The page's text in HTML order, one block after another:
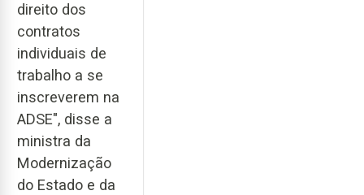
direito dos
contratos
individuais de
trabalho a se
inscreverem na
ADSE", disse a
ministra da
Modernização
do Estado e da